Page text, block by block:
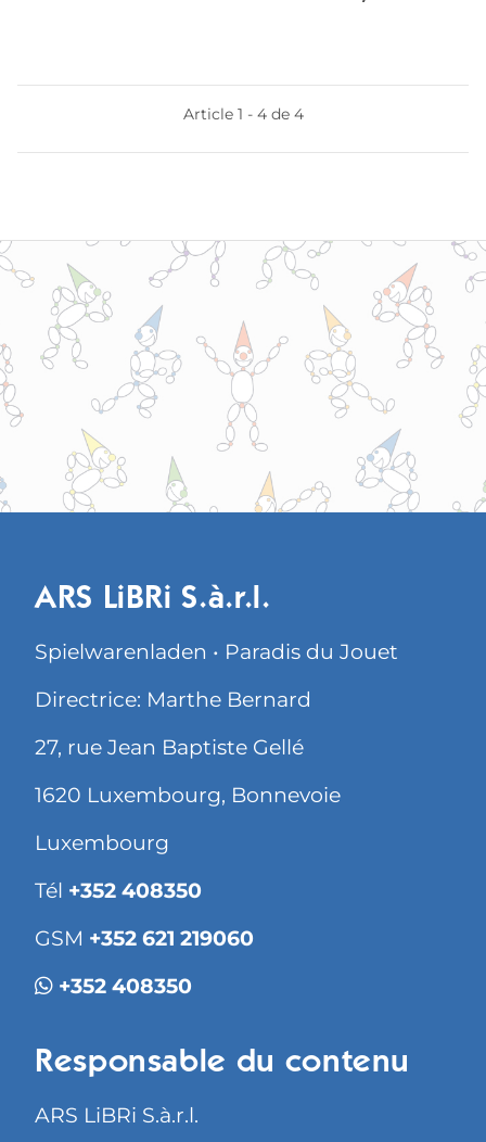
Article 1 - 4 de 4
ARS LiBRi S.à.r.l.
Spielwarenladen • Paradis du Jouet
Directrice: Marthe Bernard
27, rue Jean Baptiste Gellé
1620 Luxembourg, Bonnevoie
Luxembourg
Tél +352 408350
GSM +352 621 219060
+352 408350
Responsable du contenu
ARS LiBRi S.à.r.l.